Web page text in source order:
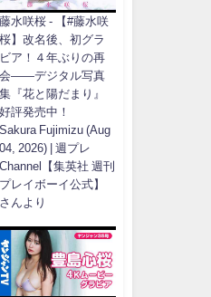
藤水咲桜 - 【#藤水咲
桜】改名後、初グラ
ビア！４年ぶりの再
会――デジタル写真
集『花と陽だまり』
好評発売中！
Sakura Fujimizu (Aug
04, 2026) | 週プレ
Channel【集英社 週刊
プレイボーイ公式】
さんより